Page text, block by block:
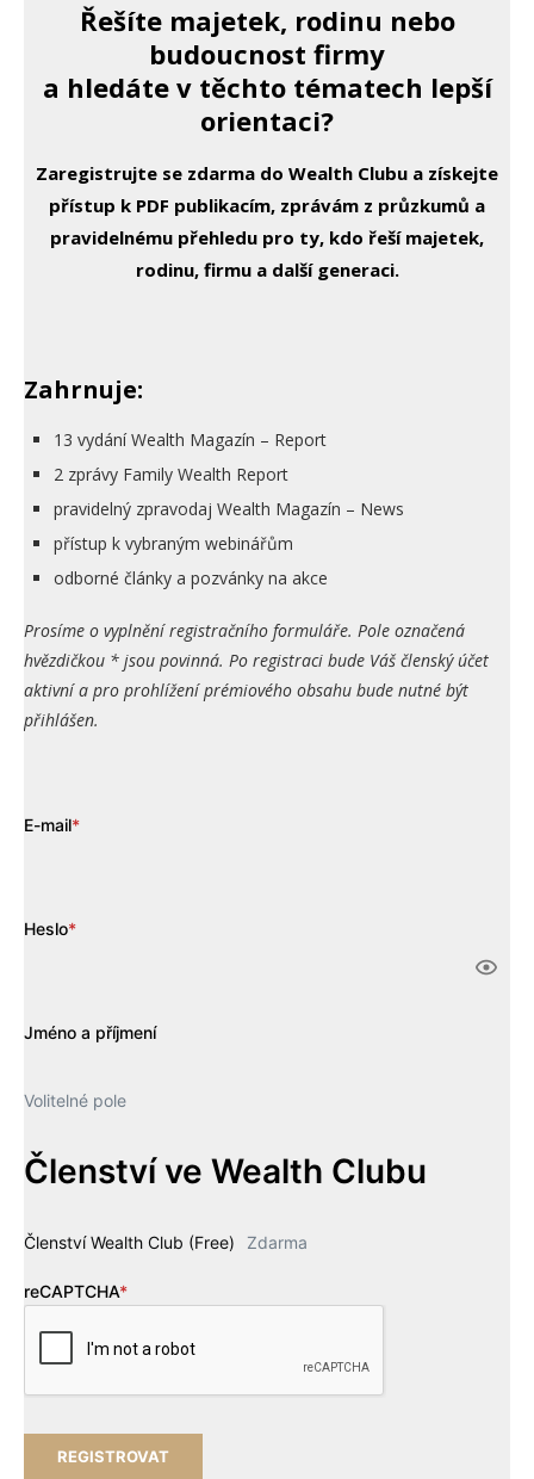
Řešíte majetek, rodinu nebo
budoucnost firmy
a hledáte v těchto tématech lepší
orientaci?
Zaregistrujte se zdarma do Wealth Clubu a získejte
přístup k PDF publikacím, zprávám z průzkumů a
pravidelnému přehledu pro ty, kdo řeší majetek,
rodinu, firmu a další generaci.
Zahrnuje:
13 vydání Wealth Magazín – Report
2 zprávy Family Wealth Report
pravidelný zpravodaj Wealth Magazín – News
přístup k vybraným webinářům
odborné články a pozvánky na akce
Prosíme o vyplnění registračního formuláře. Pole označená
hvězdičkou * jsou povinná. Po registraci bude Váš členský účet
aktivní a pro prohlížení prémiového obsahu bude nutné být
přihlášen.
E-mail*
Heslo*
Jméno a příjmení
Volitelné pole
Členství ve Wealth Clubu
Členství Wealth Club (Free) Zdarma
reCAPTCHA*